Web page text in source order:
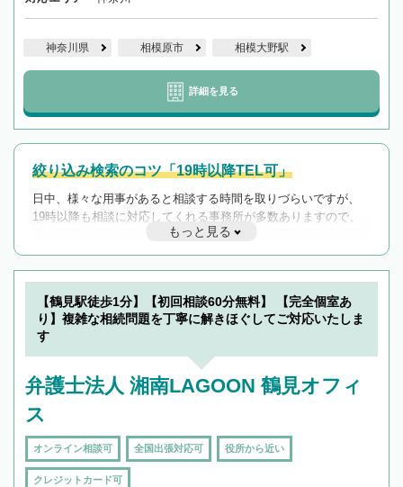
神奈川県 相模原市 相模大野駅
詳細を見る
絞り込み検索のコツ「19時以降TEL可」
日中、様々な用事があると相談する時間を取りづらいですが、
19時以降も相談に対応してくれる事務所が多数ありますので、
遅い時間の相談が増えそうな場合はそのような事務所に絞り込
んで検索してみましょう。
19時以降TEL可の条件
を加えて再検索
もっと見る
【鶴見駅徒歩1分】【初回相談60分無料】 【完全個室あ
り】複雑な相続問題を丁寧に解きほぐしてご対応いたしま
す
弁護士法人 湘南LAGOON 鶴見オフィ
ス
オンライン相談可 全国出張対応可 役所から近い
クレジットカード可